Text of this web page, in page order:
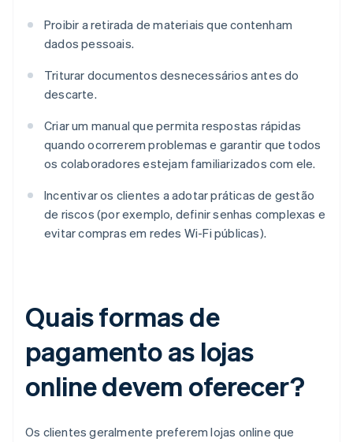
Proibir a retirada de materiais que contenham
dados pessoais.
Triturar documentos desnecessários antes do
descarte.
Criar um manual que permita respostas rápidas
quando ocorrerem problemas e garantir que todos
os colaboradores estejam familiarizados com ele.
Incentivar os clientes a adotar práticas de gestão
de riscos (por exemplo, definir senhas complexas e
evitar compras em redes Wi-Fi públicas).
Quais formas de
pagamento as lojas
online devem oferecer?
Os clientes geralmente preferem lojas online que